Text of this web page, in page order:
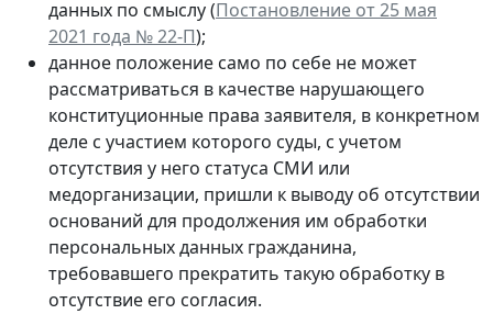
данных по смыслу (Постановление от 25 мая
2021 года № 22-П);
данное положение само по себе не может
рассматриваться в качестве нарушающего
конституционные права заявителя, в конкретном
деле с участием которого суды, с учетом
отсутствия у него статуса СМИ или
медорганизации, пришли к выводу об отсутствии
оснований для продолжения им обработки
персональных данных гражданина,
требовавшего прекратить такую обработку в
отсутствие его согласия.